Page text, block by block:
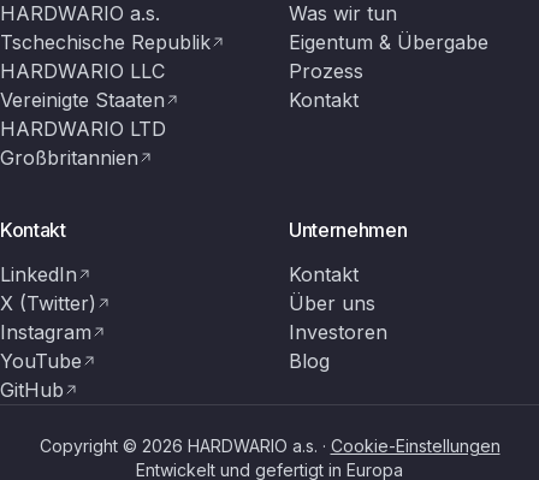
HARDWARIO a.s.
Tschechische Republik
HARDWARIO LLC
Vereinigte Staaten
HARDWARIO LTD
Großbritannien
Was wir tun
Eigentum & Übergabe
Prozess
Kontakt
Kontakt
LinkedIn
X (Twitter)
Instagram
YouTube
GitHub
Unternehmen
Kontakt
Über uns
Investoren
Blog
Copyright © 2026 HARDWARIO a.s. · Cookie-Einstellungen
Entwickelt und gefertigt in Europa